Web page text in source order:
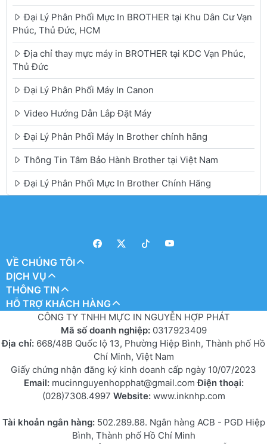
Đại Lý Phân Phối Mực In BROTHER tại Khu Dân Cư Vạn
Phúc, Thủ Đức, HCM
Địa chỉ thay mực máy in BROTHER tại KDC Vạn Phúc,
Thủ Đức
Đại Lý Phân Phối Máy In Canon
Video Hướng Dẫn Lắp Đặt Máy
Đại Lý Phân Phối Máy In Brother chính hãng
Thông Tin Tâm Bảo Hành Brother tại Việt Nam
Đại Lý Phân Phối Mực In Brother Chính Hãng
VỀ CHÚNG TÔI
DỊCH VỤ
THÔNG TIN
HỖ TRỢ KHÁCH HÀNG
CÔNG TY TNHH MỰC IN NGUYỄN HỢP PHÁT
Mã số doanh nghiệp: 0317923409
Địa chỉ: 668/48B Quốc lộ 13, Phường Hiệp Bình, Thành phố Hồ
Chí Minh, Việt Nam
Giấy chứng nhận đăng ký kinh doanh cấp ngày 10/07/2023
Email: mucinnguyenhopphat@gmail.comĐiện thoại:
(028)7308.4997 Website: www.inknhp.com
Tài khoản ngân hàng: 502.289.88. Ngân hàng ACB - PGD Hiệp
Bình, Thành phố Hồ Chí Minh